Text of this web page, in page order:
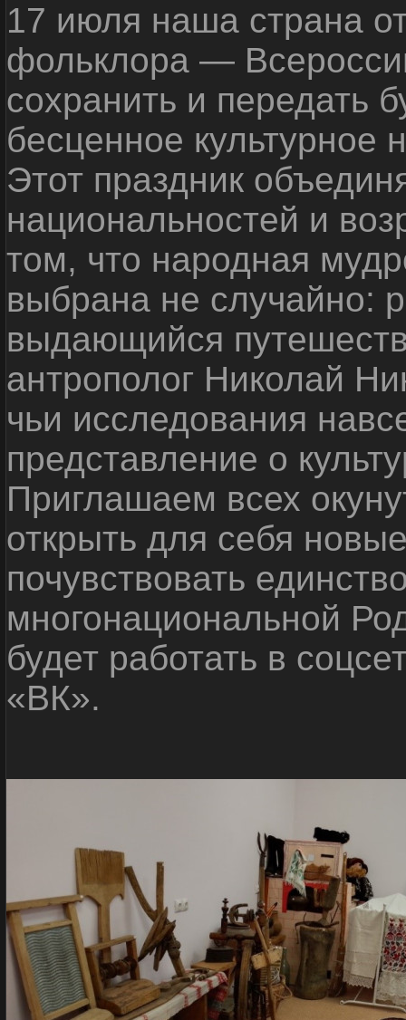
17 июля наша страна
фольклора —
сохранить и передать
бесценное культурное
Этот праздник
национальностей и
том, что народная
выбрана не случайно:
выдающийся
антрополог Николай
чьи исследования
представление о
Приглашаем всех
открыть для себя
почувствовать
многонациональной
будет работать в
«ВК».